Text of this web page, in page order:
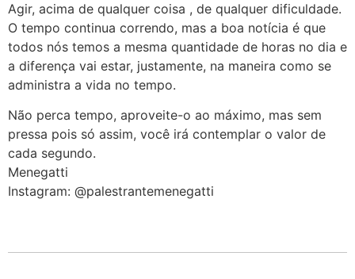
Agir, acima de qualquer coisa , de qualquer dificuldade.
O tempo continua correndo, mas a boa notícia é que
todos nós temos a mesma quantidade de horas no dia e
a diferença vai estar, justamente, na maneira como se
administra a vida no tempo.
Não perca tempo, aproveite-o ao máximo, mas sem
pressa pois só assim, você irá contemplar o valor de
cada segundo.
Menegatti
Instagram: ​@palestrantemenegatti